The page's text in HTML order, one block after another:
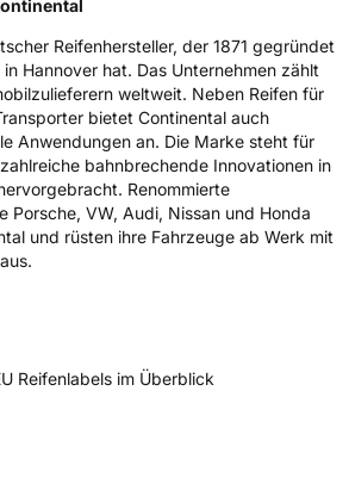
Reifenhersteller, der 1871 gegründet
Hannover hat. Das Unternehmen zählt
weltweit. Neben Reifen für
bietet Continental auch
Anwendungen an. Die Marke steht für
bahnbrechende Innovationen in
Renommierte
Porsche, VW, Audi, Nissan und Honda
und rüsten ihre Fahrzeuge ab Werk mit
Reifenlabels im Überblick